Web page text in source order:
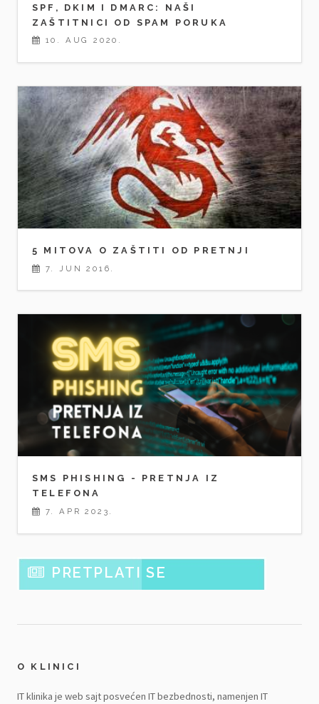
SPF, DKIM I DMARC: NAŠI
ZAŠTITNICI OD SPAM PORUKA
10. AUG 2020.
5 MITOVA O ZAŠTITI OD PRETNJI
7. JUN 2016.
SMS PHISHING - PRETNJA IZ
TELEFONA
7. APR 2023.
PRETPLATI SE
O KLINICI
IT klinika je web sajt posvećen IT bezbednosti, namenjen IT